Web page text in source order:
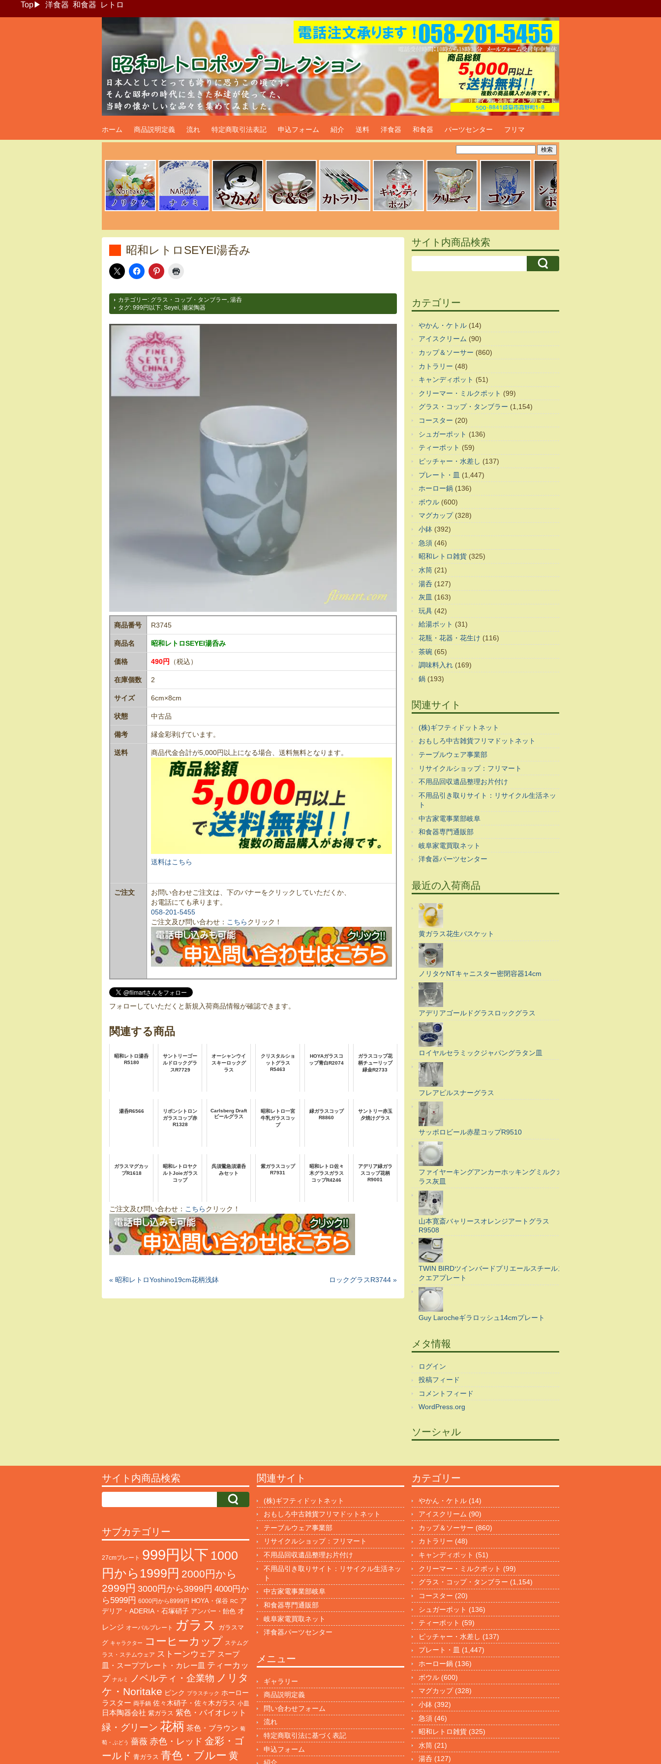
Top▶ 洋食器 和食器 レトロ
昭和レトロポップ食器生活雑貨通販＠フリマート
ホーム 商品説明定義 流れ 特定商取引法表記 申込フォーム 紹介 送料 洋食器 和食器 パーツセンター フリマ
昭和レトロSEYEI湯呑み
カテゴリー: グラス・コップ・タンブラー 湯呑
タグ: 999円以下 Seyei 瀬栄陶器
商品番号 R3745
商品名 昭和レトロSEYEI湯呑み
価格 490円 （税込）
在庫個数 2
サイズ 6cm×8cm
状態 中古品
備考 縁金彩剥げています。
送料 商品代金合計が5,000円以上になる場合、送料無料となります。
送料はこちら
ご注文
お問い合わせご注文は、下のバナーをクリックしていただくか、
お電話にても承ります。
058-201-5455
ご注文及び問い合わせ： こちらクリック！
フォローしていただくと新規入荷商品情報が確認できます。
関連する商品
昭和レトロ湯呑
R5180
サントリーゴー
ルドロックグラ
スR7729
オーシャンウイ
スキーロックグ
ラス
クリスタルショ
ットグラス
R5463
HOYAガラスコ
ップ青白R2074
ガラスコップ花
柄チューリップ
緑金R2733
湯呑R6566
リボンシトロン
ガラスコップ赤
R1328
Carlsberg Draft
ビールグラス
昭和レトロ一宮
牛乳ガラスコッ
プ
緑ガラスコップ
R8860
サントリー赤玉
夕焼けグラス
ガラスマグカッ
プR1618
昭和レトロヤク
ルトJoieガラス
コップ
呉須鶯急須湯呑
みセット
紫ガラスコップ
R7931
昭和レトロ佐々
木グラスガラス
コップR4246
アデリア緑ガラ
スコップ花柄
R9001
ご注文及び問い合わせ： こちらクリック！
« 昭和レトロYoshino19cm花柄浅鉢 ロックグラスR3744 »
サイト内商品検索
カテゴリー
やかん・ケトル (14)
アイスクリーム (90)
カップ＆ソーサー (860)
カトラリー (48)
キャンディポット (51)
クリーマー・ミルクポット (99)
グラス・コップ・タンブラー (1,154)
コースター (20)
シュガーポット (136)
ティーポット (59)
ピッチャー・水差し (137)
プレート・皿 (1,447)
ホーロー鍋 (136)
ボウル (600)
マグカップ(328)
小鉢 (392)
急須 (46)
昭和レトロ雑貨 (325)
水筒 (21)
湯呑 (127)
灰皿 (163)
玩具 (42)
給湯ポット (31)
花瓶・花器・花生け (116)
茶碗 (65)
調味料入れ (169)
鍋 (193)
関連サイト
(株)ギフティドットネット
おもしろ中古雑貨フリマドットネット
テーブルウェア事業部
リサイクルショップ：フリマート
不用品回収遺品整理お片付け
不用品引き取りサイト：リサイクル生活ネッ
ト
中古家電事業部岐阜
和食器専門通販部
岐阜家電買取ネット
洋食器パーツセンター
最近の入荷商品
黄ガラス花生バスケット
ノリタケNTキャニスター密閉容器14cm
アデリアゴールドグラスロックグラス
ロイヤルセラミックジャパングラタン皿
フレアピルスナーグラス
サッポロビール赤星コップR9510
ファイヤーキングアンカーホッキングミルクガ
ラス灰皿
山本寛斎バャリースオレンジアートグラス
R9508
TWIN BIRDツインバードプリエールスチールス
クエアプレート
Guy Larocheギラロッシュ14cmプレート
メタ情報
ログイン
投稿フィード
コメントフィード
WordPress.org
ソーシャル
サイト内商品検索 関連サイト
(株)ギフティドットネット
おもしろ中古雑貨フリマドットネット
テーブルウェア事業部
リサイクルショップ：フリマート
不用品回収遺品整理お片付け
不用品引き取りサイト：リサイクル生活ネッ
ト
中古家電事業部岐阜
和食器専門通販部
岐阜家電買取ネット
洋食器パーツセンター
カテゴリー
やかん・ケトル (14)
アイスクリーム (90)
カップ＆ソーサー (860)
カトラリー (48)
キャンディポット (51)
クリーマー・ミルクポット (99)
グラス・コップ・タンブラー (1,154)
コースター (20)
シュガーポット (136)
ティーポット (59)
ピッチャー・水差し (137)
プレート・皿 (1,447)
ホーロー鍋 (136)
ボウル (600)
マグカップ(328)
小鉢 (392)
急須 (46)
昭和レトロ雑貨 (325)
水筒 (21)
湯呑 (127)
サブカテゴリー
27cmプレート 999円以下 1000
円から1999円 2000円から
2999円 3000円から3999円 4000円か
ら5999円 6000円から8999円 HOYA・保谷 RC ア
デリア・ADERIA・石塚硝子 アンバー・飴色 オ
レンジ オーバルプレート ガラス ガラスマ
グ キャラクター コーヒーカップ ステムグ
ラス・ステムウェア ストーンウェア スープ
皿・スーププレート・カレー皿 ティーカッ
プ ナルミ ノベルティ・企業物 ノリタ
ケ・Noritake ピンク プラスチック ホーロー
ラスター 両手鍋 佐々木硝子・佐々木ガラス 小皿
日本陶器会社 紫ガラス 紫色・バイオレット
緑・グリーン 花柄 茶色・ブラウン 葡
萄・ぶどう 薔薇 赤色・レッド 金彩・ゴ
ールド 青ガラス 青色・ブルー 黄
メニュー
ギャラリー
商品説明定義
問い合わせフォーム
流れ
特定商取引法に基づく表記
申込フォーム